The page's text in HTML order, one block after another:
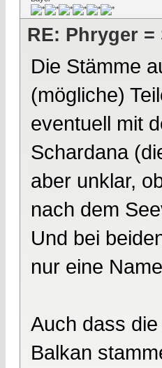
RE: Phryger
Die Stämme
(mögliche)
eventuell mit
Schardana
aber unklar,
nach dem
Und bei
nur eine
Auch dass
Balkan